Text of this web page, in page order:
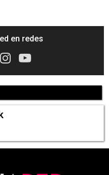
en redes